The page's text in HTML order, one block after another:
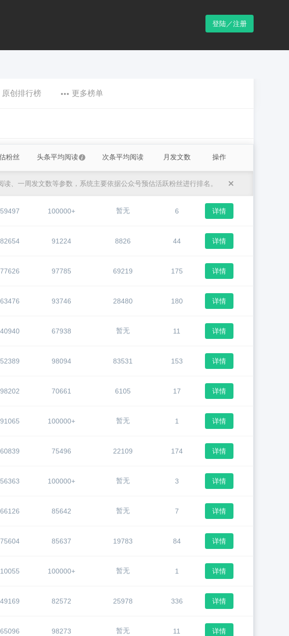
登陆／注册
原创排行榜 更多榜单
粉丝 头条平均阅读 次条平均阅读 月发文数 操作
、一周发文数等参数，系统主要依据公众号预估活跃粉丝进行排名。
100000+ 暂无 6 详情
91224 8826 44 详情
97785 69219 175 详情
93746 28480 180 详情
67938 暂无 11 详情
98094 83531 153 详情
70661 6105 17 详情
100000+ 暂无 1 详情
75496 22109 174 详情
100000+ 暂无 3 详情
85642 暂无 7 详情
85637 19783 84 详情
100000+ 暂无 1 详情
82572 25978 336 详情
98273 暂无 11 详情